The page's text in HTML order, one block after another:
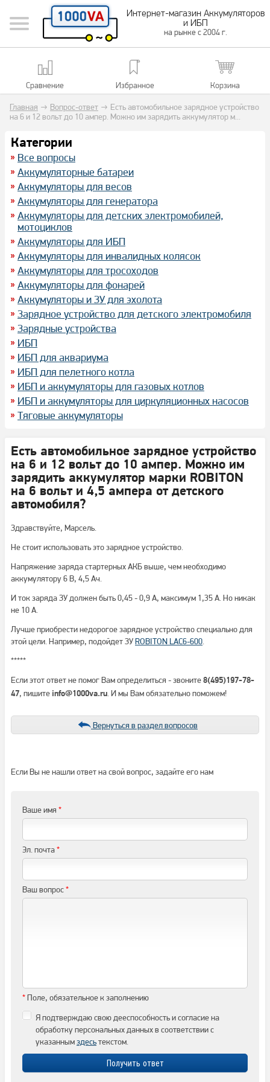
Интернет-магазин Аккумуляторов
и ИБП
на рынке с 2004 г.
Сравнение Избранное Корзина
Главная → Вопрос-ответ → Есть автомобильное зарядное устройство
на 6 и 12 вольт до 10 ампер. Можно им зарядить аккумулятор м...
Категории
Все вопросы
Аккумуляторные батареи
Аккумуляторы для весов
Аккумуляторы для генератора
Аккумуляторы для детских электромобилей,
мотоциклов
Аккумуляторы для ИБП
Аккумуляторы для инвалидных колясок
Аккумуляторы для тросоходов
Аккумуляторы для фонарей
Аккумуляторы и ЗУ для эхолота
Зарядное устройство для детского электромобиля
Зарядные устройства
ИБП
ИБП для аквариума
ИБП для пелетного котла
ИБП и аккумуляторы для газовых котлов
ИБП и аккумуляторы для циркуляционных насосов
Тяговые аккумуляторы
Есть автомобильное зарядное устройство
на 6 и 12 вольт до 10 ампер. Можно им
зарядить аккумулятор марки ROBITON
на 6 вольт и 4,5 ампера от детского
автомобиля?
Здравствуйте, Марсель.
Не стоит использовать это зарядное устройство.
Напряжение заряда стартерных АКБ выше, чем необходимо
аккумулятору 6 В, 4,5 Ач.
И ток заряда ЗУ должен быть 0,45 - 0,9 А, максимум 1,35 А. Но никак
не 10 А.
Лучше приобрести недорогое зарядное устройство специально для
этой цели. Например, подойдет ЗУROBITON LAC6-600.
*****
Если этот ответ не помог Вам определиться - звоните 8(495)197-78-
47, пишите info@1000va.ru. И мы Вам обязательно поможем!
Вернуться в раздел вопросов
Если Вы не нашли ответ на свой вопрос, задайте его нам
Ваше имя *
Эл. почта*
Ваш вопрос*
*Поле, обязательное к заполнению
Я подтверждаю свою дееспособность и согласие на
обработку персональных данных в соответствии с
указаннымздесьтекстом.